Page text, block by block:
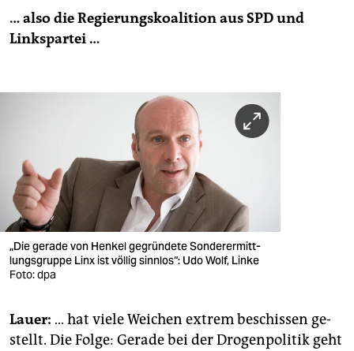
… also die Re­gie­rungs­ko­ali­ti­on aus SPD und
Links­par­tei …
„Die ge­ra­de von Hen­kel ge­grün­de­te Son­der­er­mitt­
lungs­grup­pe Linx ist völ­lig sinn­los“: Udo Wolf, Linke​
Foto: dpa
Lauer: … hat viele Wei­chen ex­trem be­schis­sen ge­
stellt. Die Folge: Ge­ra­de bei der Dro­gen­po­li­tik geht